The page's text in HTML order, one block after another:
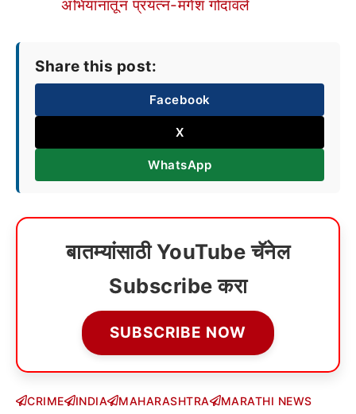
अभियानातून प्रयत्न-मंगेश गोंदावले
Share this post:
Facebook
X
WhatsApp
बातम्यांसाठी YouTube चॅनेल
Subscribe करा
SUBSCRIBE NOW
CRIME INDIA MAHARASHTRA MARATHI NEWS